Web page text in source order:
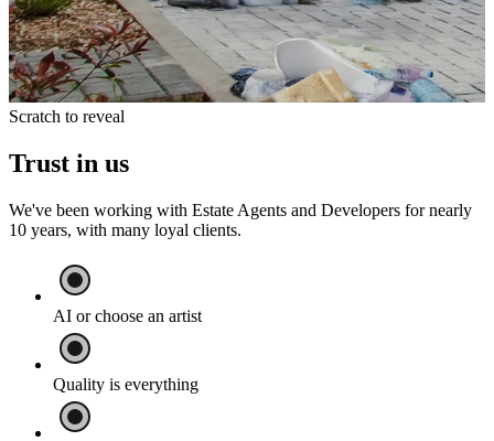
Scratch to reveal
Trust in us​​​​‌ ‍ ​‍​‍‌‍ ‌ ​‍‌‍‍‌‌‍‌ ‌‍‍‌‌‍ ‍​‍​‍​ ‍‍​‍​‍‌ ​ ‌‍​‌‌‍ ‍‌‍‍‌‌ ‌​‌ ‍‌​‍ ‍‌‍‍‌‌‍ ​‍​‍​‍ ​​‍​‍‌‍‍​‌ ​‍‌‍‌‌‌‍‌‍​‍​‍​ ‍‍​‍​‍​‍ ‌‍​‌‌‍‌​‌‍ ‌‌‍‍‌‌‍ ‍​‍ ‌‍‍‌‌‍ ‍‌ ‌​‌‍‌‌‌‍ ‍‌ ‌​​‍ ‌‍‌‌‌‍‌​‌‍‍‌‌ ‌​​‍ ‌‍ ‌‌‍ ‌‍‌​‌‍‌‌​ ‌‌ ​​‌ ​‍‌‍‌‌‌ ​ ‌‍‌‌‌‍ ‍‌ ‌​‌‍​‌‌ ‌​‌‍‍‌‌‍ ‌‍ ‍​ ‍ ‌‍‍‌‌‍‌​​ ‌‌‍‍​‌‍ ‌‍ ‌‌‍‌‌​ ‍ ‌ ‌​‌ ‍‌‌ ​​‌‍‌‌​ ‌‌‍‍​‌‍ ‌‍ ‌‌‍‌‌​ ‍ ‌ ​​‌‍​‌‌ ‌​‌‍‍​​ ‌‌‍​ ‌‍ ‌‍ ‍‌ ‌​‌‍‌‌‌‍ ‍‌ ‌​​‍‌‌​ ‌‌‌​​‍‌‌ ‌‍‍ ‌‍‌‌‌ ‍‌​‍‌‌​ ​ ‌​‌​​‍‌‌​ ​ ‌​‌​​‍‌‌​ ​‍​ ​‍​ ‌​​ ‌​​ ​‍​ ‌ ‌‍‌‍​ ​‌​ ‌ ​ ‌ ​ ​​​ ‌‍​ ‌‍​ ​ ​‍‌‌​ ​‍​ ​‍​‍‌‌​ ‌‌‌​‌​​‍ ‍‌ ‌​‌‍‍‌‌ ‌​‌‍ ​‌‍‌‌​‍‌‌​ ‌‌‌​​‍‌‌ ‌‍‍ ‌‍‌‌‌ ‍‌​‍‌‌​ ​ ‌​‌​​‍‌‌​ ​ ‌​‌​​‍‌‌​ ​‍​ ​‍​ ‌‍​ ​​​ ​‍​ ‌​‌‍​‌​ ​ ‌‍​ ​ ‌‍​ ‌‍​ ​ ​ ​​​ ​​​‍‌‌​ ​‍​ ​‍​‍‌‌​ ‌‌‌​‌​​‍ ‍‌‍​ ‌‍‍​‌‍‍‌‌‍ ​‌‍‌​‌ ​‍‌‍‌‌‌‍ ‍​‍‌‌​ ‌‌‌​​‍‌‌ ‌‍‍ ‌‍‌‌‌ ‍‌​‍‌‌​ ​ ‌​‌​​‍‌‌​ ​ ‌​‌​​‍‌‌​ ​‍​ ​‍‌‍‌‍​ ‍‌‌‍‌​​ ‌​‌‍‌​‌‍​ ​ ​​​ ‌‌​ ‌‍​ ‌‌​ ‌‌​ ‍​​‍‌‌​ ​‍​ ​‍​‍‌‌​ ‌‌‌​‌​​‍ ‍‌ ‌​‌‍‌‌‌ ‍​‌ ‌​​ ‌‍​‍‌‍​‌‌ ​ ‌‍‌‌‌‌‌‌‌ ​‍‌‍ ​​ ‌​‍‌‌​ ​‍‌​‌‍‌‍​‌‌‍‌​‌‍ ‌‌‍‍‌‌‍ ‍​‍‌‍‌‍‍‌‌‍‌​​ ‌‌‍‍​‌‍ ‌‍ ‌‌‍‌‌​‍‌‍‌ ‌​‌ ‍‌‌ ​​‌‍‌‌​ ‌‌‍‍​‌‍ ‌‍ ‌‌‍‌‌​‍‌‍‌ ​​‌‍​‌‌ ‌​‌‍‍​​ ‌‌‍​ ‌‍ ‌‍ ‍‌ ‌​‌‍‌‌‌‍ ‍‌ ‌​​‍‌‌​ ‌‌‌​​‍‌‌ ‌‍‍ ‌‍‌‌‌ ‍‌​‍‌‌​ ​ ‌​‌​​‍‌‌​ ​ ‌​‌​​‍‌‌​ ​‍​ ​‍​ ‌​​ ‌​​ ​‍​ ‌ ‌‍‌‍​ ​‌​ ‌ ​ ‌ ​ ​​​ ‌‍​ ‌‍​ ​ ​‍‌‌​ ​‍​ ​‍​‍‌‌​ ‌‌‌​‌​​‍ ‍‌ ‌​‌‍‍‌‌ ‌​‌‍ ​‌‍‌‌​‍‌‌​ ‌‌‌​​‍‌‌ ‌‍‍ ‌‍‌‌‌ ‍‌​‍‌‌​ ​ ‌​‌​​‍‌‌​ ​ ‌​‌​​‍‌‌​ ​‍​ ​‍​ ‌‍​ ​​​ ​‍​ ‌​‌‍​‌​ ​ ‌‍​ ​ ‌‍​ ‌‍​ ​ ​ ​​​ ​​​‍‌‌​ ​‍​ ​‍​‍‌‌​ ‌‌‌​‌​​‍ ‍‌‍​ ‌‍‍​‌‍‍‌‌‍ ​‌‍‌​‌ ​‍‌‍‌‌‌‍ ‍​‍‌‌​ ‌‌‌​​‍‌‌ ‌‍‍ ‌‍‌‌‌ ‍‌​‍‌‌​ ​ ‌​‌​​‍‌‌​ ​ ‌​‌​​‍‌‌​ ​‍​ ​‍‌‍‌‍​ ‍‌‌‍‌​​ ‌​‌‍‌​‌‍​ ​ ​​​ ‌‌​ ‌‍​ ‌‌​ ‌‌​ ‍​​‍‌‌​ ​‍​ ​‍​‍‌‌​ ‌‌‌​‌​​‍ ‍‌ ‌​‌‍‌‌‌ ‍​‌ ‌​​‍‌‍‌ ​​‌‍‌‌‌ ​‍‌ ​ ‌ ​​‌‍‌‌‌‍​ ‌ ‌​‌‍‍‌‌ ‌‍‌‍‌‌​ ‌‌ ​​‌ ‌‌‌‍​‍‌‍ ​‌‍‍‌‌ ​ ‌‍‍​‌‍‌‌‌‍‌​​‍​‍‌ ‌​​​​‌ ‍ ​‍​‍‌‍ ‌ ​‍‌‍‍‌‌‍‌ ‌‍‍‌‌‍ ‍​‍​‍​ ‍‍​‍​‍‌ ​ ‌‍​‌‌‍ ‍‌‍‍‌‌ ‌​‌ ‍‌​‍ ‍‌‍‍‌‌‍ ​‍​‍​‍ ​​‍​‍‌‍‍​‌ ​‍‌‍‌‌‌‍‌‍​‍​‍​ ‍‍​‍​‍​‍ ‌‍​‌‌‍‌​‌‍ ‌‌‍‍‌‌‍ ‍​‍ ‌‍‍‌‌‍ ‍‌ ‌​‌‍‌‌‌‍ ‍‌ ‌​​‍ ‌‍‌‌‌‍‌​‌‍‍‌‌ ‌​​‍ ‌‍ ‌‌‍ ‌‍‌​‌‍‌‌​ ‌‌ ​​‌ ​‍‌‍‌‌‌ ​ ‌‍‌‌‌‍ ‍‌ ‌​‌‍​‌‌ ‌​‌‍‍‌‌‍ ‌‍ ‍​ ‍ ‌‍‍‌‌‍‌​​ ‌‌‍‍​‌‍ ‌‍ ‌‌‍‌‌​ ‍ ‌ ‌​‌ ‍‌‌ ​​‌‍‌‌​ ‌‌‍‍​‌‍ ‌‍ ‌‌‍‌‌​ ‍ ‌ ​​‌‍​‌‌ ‌​‌‍‍​​ ‌‌‍​ ‌‍ ‌‍ ‍‌ ‌​‌‍‌‌‌‍ ‍‌ ‌​​‍‌‌​ ‌‌‌​​‍‌‌ ‌‍‍ ‌‍‌‌‌ ‍‌​‍‌‌​ ​ ‌​‌​​‍‌‌​ ​ ‌​‌​​‍‌‌​ ​‍​ ​‍​ ‌​​ ‌​​ ​‍​ ‌ ‌‍‌‍​ ​‌​ ‌ ​ ‌ ​ ​​​ ‌‍​ ‌‍​ ​ ​‍‌‌​ ​‍​ ​‍​‍‌‌​ ‌‌‌​‌​​‍ ‍‌ ‌​‌‍‍‌‌ ‌​‌‍ ​‌‍‌‌​‍‌‌​ ‌‌‌​​‍‌‌ ‌‍‍ ‌‍‌‌‌ ‍‌​‍‌‌​ ​ ‌​‌​​‍‌‌​ ​ ‌​‌​​‍‌‌​ ​‍​ ​‍​ ​​‌‍‌‍​ ​‍​ ‌‍​ ​‌‌‍​ ​ ‍‌​ ‌​‌‍​‍‌‍‌‍‌‍​‌‌‍‌‌​‍‌‌​ ​‍​ ​‍​‍‌‌​ ‌‌‌​‌​​‍ ‍‌‍​ ‌‍‍​‌‍‍‌‌‍ ​‌‍‌​‌ ​‍‌‍‌‌‌‍ ‍​‍‌‌​ ‌‌‌​​‍‌‌ ‌‍‍ ‌‍‌‌‌ ‍‌​‍‌‌​ ​ ‌​‌​​‍‌‌​ ​ ‌​‌​​‍‌‌​ ​‍​ ​‍​ ​​​ ‌​​ ​‍​ ​ ​ ‌‌​ ‍‌​ ​‍​ ​ ​ ‍​‌‍​ ​ ​‌‌‍​‌​‍‌‌​ ​‍​ ​‍​‍‌‌​ ‌‌‌​‌​​‍ ‍‌ ‌​‌‍‌‌‌ ‍​‌ ‌​​ ‌‍​‍‌‍​‌‌ ​ ‌‍‌‌‌‌‌‌‌ ​‍‌‍ ​​ ‌​‍‌‌​ ​‍‌​‌‍‌‍​‌‌‍‌​‌‍ ‌‌‍‍‌‌‍ ‍​‍‌‍‌‍‍‌‌‍‌​​ ‌‌‍‍​‌‍ ‌‍ ‌‌‍‌‌​‍‌‍‌ ‌​‌ ‍‌‌ ​​‌‍‌‌​ ‌‌‍‍​‌‍ ‌‍ ‌‌‍‌‌​‍‌‍‌ ​​‌‍​‌‌ ‌​‌‍‍​​ ‌‌‍​ ‌‍ ‌‍ ‍‌ ‌​‌‍‌‌‌‍ ‍‌ ‌​​‍‌‌​ ‌‌‌​​‍‌‌ ‌‍‍ ‌‍‌‌‌ ‍‌​‍‌‌​ ​ ‌​‌​​‍‌‌​ ​ ‌​‌​​‍‌‌​ ​‍​ ​‍​ ‌​​ ‌​​ ​‍​ ‌ ‌‍‌‍​ ​‌​ ‌ ​ ‌ ​ ​​​ ‌‍​ ‌‍​ ​ ​‍‌‌​ ​‍​ ​‍​‍‌‌​ ‌‌‌​‌​​‍ ‍‌ ‌​‌‍‍‌‌ ‌​‌‍ ​‌‍‌‌​‍‌‌​ ‌‌‌​​‍‌‌ ‌‍‍ ‌‍‌‌‌ ‍‌​‍‌‌​ ​ ‌​‌​​‍‌‌​ ​ ‌​‌​​‍‌‌​ ​‍​ ​‍​ ​​‌‍‌‍​ ​‍​ ‌‍​ ​‌‌‍​ ​ ‍‌​ ‌​‌‍​‍‌‍‌‍‌‍​‌‌‍‌‌​‍‌‌​ ​‍​ ​‍​‍‌‌​ ‌‌‌​‌​​‍ ‍‌‍​ ‌‍‍​‌‍‍‌‌‍ ​‌‍‌​‌ ​‍‌‍‌‌‌‍ ‍​‍‌‌​ ‌‌‌​​‍‌‌ ‌‍‍ ‌‍‌‌‌ ‍‌​‍‌‌​ ​ ‌​‌​​‍‌‌​ ​ ‌​‌​​‍‌‌​ ​‍​ ​‍​ ​​​ ‌​​ ​‍​ ​ ​ ‌‌​ ‍‌​ ​‍​ ​ ​ ‍​‌‍​ ​ ​‌‌‍​‌​‍‌‌​ ​‍​ ​‍​‍‌‌​ ‌‌‌​‌​​‍ ‍‌ ‌​‌‍‌‌‌ ‍​‌ ‌​​‍‌‍‌ ​​‌‍‌‌‌ ​‍‌ ​ ‌ ​​‌‍‌‌‌‍​ ‌ ‌​‌‍‍‌‌ ‌‍‌‍‌‌​ ‌‌ ​​‌ ‌‌‌‍​‍‌‍ ​‌‍‍‌‌ ​ ‌‍‍​‌‍‌‌‌‍‌​​‍​‍‌ ‌
We've been working with Estate Agents and Developers for nearly
10 years, with many loyal clients. ​​​​‌ ‍ ​‍​‍‌‍ ‌ ​‍‌‍‍‌‌‍‌ ‌‍‍‌‌‍ ‍​‍​‍​ ‍‍​‍​‍‌ ​ ‌‍​‌‌‍ ‍‌‍‍‌‌ ‌​‌ ‍‌​‍ ‍‌‍‍‌‌‍ ​‍​‍​‍ ​​‍​‍‌‍‍​‌ ​‍‌‍‌‌‌‍‌‍​‍​‍​ ‍‍​‍​‍​‍ ‌‍​‌‌‍‌​‌‍ ‌‌‍‍‌‌‍ ‍​‍ ‌‍‍‌‌‍ ‍‌ ‌​‌‍‌‌‌‍ ‍‌ ‌​​‍ ‌‍‌‌‌‍‌​‌‍‍‌‌ ‌​​‍ ‌‍ ‌‌‍ ‌‍‌​‌‍‌‌​ ‌‌ ​​‌ ​‍‌‍‌‌‌ ​ ‌‍‌‌‌‍ ‍‌ ‌​‌‍​‌‌ ‌​‌‍‍‌‌‍ ‌‍ ‍​ ‍ ‌‍‍‌‌‍‌​​ ‌‌‍‍​‌‍ ‌‍ ‌‌‍‌‌​ ‍ ‌ ‌​‌ ‍‌‌ ​​‌‍‌‌​ ‌‌‍‍​‌‍ ‌‍ ‌‌‍‌‌​ ‍ ‌ ​​‌‍​‌‌ ‌​‌‍‍​​ ‌‌‍​ ‌‍ ‌‍ ‍‌ ‌​‌‍‌‌‌‍ ‍‌ ‌​​‍‌‌​ ‌‌‌​​‍‌‌ ‌‍‍ ‌‍‌‌‌ ‍‌​‍‌‌​ ​ ‌​‌​​‍‌‌​ ​ ‌​‌​​‍‌‌​ ​‍​ ​‍​ ‌​​ ‌​​ ​‍​ ‌ ‌‍‌‍​ ​‌​ ‌ ​ ‌ ​ ​​​ ‌‍​ ‌‍​ ​ ​‍‌‌​ ​‍​ ​‍​‍‌‌​ ‌‌‌​‌​​‍ ‍‌ ​ ‌ ‌‌‌‍​‍‌ ‌​‌‍‍‌‌ ‌​‌‍ ​‌‍‌‌​‍‌‌​ ‌‌‌​​‍‌‌ ‌‍‍ ‌‍‌‌‌ ‍‌​‍‌‌​ ​ ‌​‌​​‍‌‌​ ​ ‌​‌​​‍‌‌​ ​‍​ ​‍​ ​ ​ ​ ​ ‌ ‌‍‌‍​ ‍​​ ‍​‌‍‌‌‌‍​‍​ ‌‌​ ‌‌‌‍‌‍​ ​‌​‍‌‌​ ​‍​ ​‍​‍‌‌​ ‌‌‌​‌​​‍ ‍‌‍​ ‌‍‍​‌‍‍‌‌‍ ​‌‍‌​‌ ​‍‌‍‌‌‌‍ ‍​‍‌‌​ ‌‌‌​​‍‌‌ ‌‍‍ ‌‍‌‌‌ ‍‌​‍‌‌​ ​ ‌​‌​​‍‌‌​ ​ ‌​‌​​‍‌‌​ ​‍​ ​‍‌‍‌​‌‍​‌​ ‌ ​ ‌‌‌‍​‍‌‍‌​​ ​‍‌‍​‌​ ‌ ​ ​‍​ ​​​ ‌ ​‍‌‌​ ​‍​ ​‍​‍‌‌​ ‌‌‌​‌​​‍ ‍‌ ‌​‌‍‌‌‌ ‍​‌ ‌​​ ‌‍​‍‌‍​‌‌ ​ ‌‍‌‌‌‌‌‌‌ ​‍‌‍ ​​ ‌​‍‌‌​ ​‍‌​‌‍‌‍​‌‌‍‌​‌‍ ‌‌‍‍‌‌‍ ‍​‍‌‍‌‍‍‌‌‍‌​​ ‌‌‍‍​‌‍ ‌‍ ‌‌‍‌‌​‍‌‍‌ ‌​‌ ‍‌‌ ​​‌‍‌‌​ ‌‌‍‍​‌‍ ‌‍ ‌‌‍‌‌​‍‌‍‌ ​​‌‍​‌‌ ‌​‌‍‍​​ ‌‌‍​ ‌‍ ‌‍ ‍‌ ‌​‌‍‌‌‌‍ ‍‌ ‌​​‍‌‌​ ‌‌‌​​‍‌‌ ‌‍‍ ‌‍‌‌‌ ‍‌​‍‌‌​ ​ ‌​‌​​‍‌‌​ ​ ‌​‌​​‍‌‌​ ​‍​ ​‍​ ‌​​ ‌​​ ​‍​ ‌ ‌‍‌‍​ ​‌​ ‌ ​ ‌ ​ ​​​ ‌‍​ ‌‍​ ​ ​‍‌‌​ ​‍​ ​‍​‍‌‌​ ‌‌‌​‌​​‍ ‍‌ ​ ‌ ‌‌‌‍​‍‌ ‌​‌‍‍‌‌ ‌​‌‍ ​‌‍‌‌​‍‌‌​ ‌‌‌​​‍‌‌ ‌‍‍ ‌‍‌‌‌ ‍‌​‍‌‌​ ​ ‌​‌​​‍‌‌​ ​ ‌​‌​​‍‌‌​ ​‍​ ​‍​ ​ ​ ​ ​ ‌ ‌‍‌‍​ ‍​​ ‍​‌‍‌‌‌‍​‍​ ‌‌​ ‌‌‌‍‌‍​ ​‌​‍‌‌​ ​‍​ ​‍​‍‌‌​ ‌‌‌​‌​​‍ ‍‌‍​ ‌‍‍​‌‍‍‌‌‍ ​‌‍‌​‌ ​‍‌‍‌‌‌‍ ‍​‍‌‌​ ‌‌‌​​‍‌‌ ‌‍‍ ‌‍‌‌‌ ‍‌​‍‌‌​ ​ ‌​‌​​‍‌‌​ ​ ‌​‌​​‍‌‌​ ​‍​ ​‍‌‍‌​‌‍​‌​ ‌ ​ ‌‌‌‍​‍‌‍‌​​ ​‍‌‍​‌​ ‌ ​ ​‍​ ​​​ ‌ ​‍‌‌​ ​‍​ ​‍​‍‌‌​ ‌‌‌​‌​​‍ ‍‌ ‌​‌‍‌‌‌ ‍​‌ ‌​​‍‌‍‌ ​​‌‍‌‌‌ ​‍‌ ​ ‌ ​​‌‍‌‌‌‍​ ‌ ‌​‌‍‍‌‌ ‌‍‌‍‌‌​ ‌‌ ​​‌ ‌‌‌‍​‍‌‍ ​‌‍‍‌‌ ​ ‌‍‍​‌‍‌‌‌‍‌​​‍​‍‌ ‌​​​​‌ ‍ ​‍​‍‌‍ ‌ ​‍‌‍‍‌‌‍‌ ‌‍‍‌‌‍ ‍​‍​‍​ ‍‍​‍​‍‌ ​ ‌‍​‌‌‍ ‍‌‍‍‌‌ ‌​‌ ‍‌​‍ ‍‌‍‍‌‌‍ ​‍​‍​‍ ​​‍​‍‌‍‍​‌ ​‍‌‍‌‌‌‍‌‍​‍​‍​ ‍‍​‍​‍​‍ ‌‍​‌‌‍‌​‌‍ ‌‌‍‍‌‌‍ ‍​‍ ‌‍‍‌‌‍ ‍‌ ‌​‌‍‌‌‌‍ ‍‌ ‌​​‍ ‌‍‌‌‌‍‌​‌‍‍‌‌ ‌​​‍ ‌‍ ‌‌‍ ‌‍‌​‌‍‌‌​ ‌‌ ​​‌ ​‍‌‍‌‌‌ ​ ‌‍‌‌‌‍ ‍‌ ‌​‌‍​‌‌ ‌​‌‍‍‌‌‍ ‌‍ ‍​ ‍ ‌‍‍‌‌‍‌​​ ‌‌‍‍​‌‍ ‌‍ ‌‌‍‌‌​ ‍ ‌ ‌​‌ ‍‌‌ ​​‌‍‌‌​ ‌‌‍‍​‌‍ ‌‍ ‌‌‍‌‌​ ‍ ‌ ​​‌‍​‌‌ ‌​‌‍‍​​ ‌‌‍​ ‌‍ ‌‍ ‍‌ ‌​‌‍‌‌‌‍ ‍‌ ‌​​‍‌‌​ ‌‌‌​​‍‌‌ ‌‍‍ ‌‍‌‌‌ ‍‌​‍‌‌​ ​ ‌​‌​​‍‌‌​ ​ ‌​‌​​‍‌‌​ ​‍​ ​‍​ ‌​​ ‌​​ ​‍​ ‌ ‌‍‌‍​ ​‌​ ‌ ​ ‌ ​ ​​​ ‌‍​ ‌‍​ ​ ​‍‌‌​ ​‍​ ​‍​‍‌‌​ ‌‌‌​‌​​‍ ‍‌ ​ ‌ ‌‌‌‍​‍‌ ‌​‌‍‍‌‌ ‌​‌‍ ​‌‍‌‌​‍‌‌​ ‌‌‌​​‍‌‌ ‌‍‍ ‌‍‌‌‌ ‍‌​‍‌‌​ ​ ‌​‌​​‍‌‌​ ​ ‌​‌​​‍‌‌​ ​‍​ ​‍‌‍​ ‌‍​ ​ ‌‌‌‍​‍​ ‌​​ ​ ​ ‌​​ ​​​ ​‍​ ​ ​ ‍​​ ‌​​‍‌‌​ ​‍​ ​‍​‍‌‌​ ‌‌‌​‌​​‍ ‍‌‍​ ‌‍‍​‌‍‍‌‌‍ ​‌‍‌​‌ ​‍‌‍‌‌‌‍ ‍​‍‌‌​ ‌‌‌​​‍‌‌ ‌‍‍ ‌‍‌‌‌ ‍‌​‍‌‌​ ​ ‌​‌​​‍‌‌​ ​ ‌​‌​​‍‌‌​ ​‍​ ​‍​ ​‌‌‍‌‌‌‍‌‌​ ​‌‌‍‌‍​ ‌‌​ ​​‌‍​‌​ ‌ ​ ‌​​ ‌‌‌‍​ ​‍‌‌​ ​‍​ ​‍​‍‌‌​ ‌‌‌​‌​​‍ ‍‌ ‌​‌‍‌‌‌ ‍​‌ ‌​​ ‌‍​‍‌‍​‌‌ ​ ‌‍‌‌‌‌‌‌‌ ​‍‌‍ ​​ ‌​‍‌‌​ ​‍‌​‌‍‌‍​‌‌‍‌​‌‍ ‌‌‍‍‌‌‍ ‍​‍‌‍‌‍‍‌‌‍‌​​ ‌‌‍‍​‌‍ ‌‍ ‌‌‍‌‌​‍‌‍‌ ‌​‌ ‍‌‌ ​​‌‍‌‌​ ‌‌‍‍​‌‍ ‌‍ ‌‌‍‌‌​‍‌‍‌ ​​‌‍​‌‌ ‌​‌‍‍​​ ‌‌‍​ ‌‍ ‌‍ ‍‌ ‌​‌‍‌‌‌‍ ‍‌ ‌​​‍‌‌​ ‌‌‌​​‍‌‌ ‌‍‍ ‌‍‌‌‌ ‍‌​‍‌‌​ ​ ‌​‌​​‍‌‌​ ​ ‌​‌​​‍‌‌​ ​‍​ ​‍​ ‌​​ ‌​​ ​‍​ ‌ ‌‍‌‍​ ​‌​ ‌ ​ ‌ ​ ​​​ ‌‍​ ‌‍​ ​ ​‍‌‌​ ​‍​ ​‍​‍‌‌​ ‌‌‌​‌​​‍ ‍‌ ​ ‌ ‌‌‌‍​‍‌ ‌​‌‍‍‌‌ ‌​‌‍ ​‌‍‌‌​‍‌‌​ ‌‌‌​​‍‌‌ ‌‍‍ ‌‍‌‌‌ ‍‌​‍‌‌​ ​ ‌​‌​​‍‌‌​ ​ ‌​‌​​‍‌‌​ ​‍​ ​‍‌‍​ ‌‍​ ​ ‌‌‌‍​‍​ ‌​​ ​ ​ ‌​​ ​​​ ​‍​ ​ ​ ‍​​ ‌​​‍‌‌​ ​‍​ ​‍​‍‌‌​ ‌‌‌​‌​​‍ ‍‌‍​ ‌‍‍​‌‍‍‌‌‍ ​‌‍‌​‌ ​‍‌‍‌‌‌‍ ‍​‍‌‌​ ‌‌‌​​‍‌‌ ‌‍‍ ‌‍‌‌‌ ‍‌​‍‌‌​ ​ ‌​‌​​‍‌‌​ ​ ‌​‌​​‍‌‌​ ​‍​ ​‍​ ​‌‌‍‌‌‌‍‌‌​ ​‌‌‍‌‍​ ‌‌​ ​​‌‍​‌​ ‌ ​ ‌​​ ‌‌‌‍​ ​‍‌‌​ ​‍​ ​‍​‍‌‌​ ‌‌‌​‌​​‍ ‍‌ ‌​‌‍‌‌‌ ‍​‌ ‌​​‍‌‍‌ ​​‌‍‌‌‌ ​‍‌ ​ ‌ ​​‌‍‌‌‌‍​ ‌ ‌​‌‍‍‌‌ ‌‍‌‍‌‌​ ‌‌ ​​‌ ‌‌‌‍​‍‌‍ ​‌‍‍‌‌ ​ ‌‍‍​‌‍‌‌‌‍‌​​‍​‍‌ ‌ ​​​​‌ ‍ ​‍​‍‌‍ ‌ ​‍‌‍‍‌‌‍‌ ‌‍‍‌‌‍ ‍​‍​‍​ ‍‍​‍​‍‌ ​ ‌‍​‌‌‍ ‍‌‍‍‌‌ ‌​‌ ‍‌​‍ ‍‌‍‍‌‌‍ ​‍​‍​‍ ​​‍​‍‌‍‍​‌ ​‍‌‍‌‌‌‍‌‍​‍​‍​ ‍‍​‍​‍​‍ ‌‍​‌‌‍‌​‌‍ ‌‌‍‍‌‌‍ ‍​‍ ‌‍‍‌‌‍ ‍‌ ‌​‌‍‌‌‌‍ ‍‌ ‌​​‍ ‌‍‌‌‌‍‌​‌‍‍‌‌ ‌​​‍ ‌‍ ‌‌‍ ‌‍‌​‌‍‌‌​ ‌‌ ​​‌ ​‍‌‍‌‌‌ ​ ‌‍‌‌‌‍ ‍‌ ‌​‌‍​‌‌ ‌​‌‍‍‌‌‍ ‌‍ ‍​ ‍ ‌‍‍‌‌‍‌​​ ‌‌‍‍​‌‍ ‌‍ ‌‌‍‌‌​ ‍ ‌ ‌​‌ ‍‌‌ ​​‌‍‌‌​ ‌‌‍‍​‌‍ ‌‍ ‌‌‍‌‌​ ‍ ‌ ​​‌‍​‌‌ ‌​‌‍‍​​ ‌‌‍​ ‌‍ ‌‍ ‍‌ ‌​‌‍‌‌‌‍ ‍‌ ‌​​‍‌‌​ ‌‌‌​​‍‌‌ ‌‍‍ ‌‍‌‌‌ ‍‌​‍‌‌​ ​ ‌​‌​​‍‌‌​ ​ ‌​‌​​‍‌‌​ ​‍​ ​‍​ ‌​​ ‌​​ ​‍​ ‌ ‌‍‌‍​ ​‌​ ‌ ​ ‌ ​ ​​​ ‌‍​ ‌‍​ ​ ​‍‌‌​ ​‍​ ​‍​‍‌‌​ ‌‌‌​‌​​‍ ‍‌ ​ ‌ ‌‌‌‍​‍‌ ‌​‌‍‍‌‌ ‌​‌‍ ​‌‍‌‌​‍‌‌​ ‌‌‌​​‍‌‌ ‌‍‍ ‌‍‌‌‌ ‍‌​‍‌‌​ ​ ‌​‌​​‍‌‌​ ​ ‌​‌​​‍‌‌​ ​‍​ ​‍​ ‌‍‌‍‌‍‌‍‌‌‌‍​‌‌‍​‌​ ‌​​ ​‌​ ​​​ ‍​​ ​‍‌‍‌​‌‍‌​​‍‌‌​ ​‍​ ​‍​‍‌‌​ ‌‌‌​‌​​‍ ‍‌‍​ ‌‍‍​‌‍‍‌‌‍ ​‌‍‌​‌ ​‍‌‍‌‌‌‍ ‍​‍‌‌​ ‌‌‌​​‍‌‌ ‌‍‍ ‌‍‌‌‌ ‍‌​‍‌‌​ ​ ‌​‌​​‍‌‌​ ​ ‌​‌​​‍‌‌​ ​‍​ ​‍‌‍‌​‌‍‌​‌‍‌‌‌‍​‍​ ‌‍‌‍‌​​ ​‍​ ​ ‌‍​‍‌‍​ ​ ​​​ ​​​‍‌‌​ ​‍​ ​‍​‍‌‌​ ‌‌‌​‌​​‍ ‍‌ ‌​‌‍‌‌‌ ‍​‌ ‌​​ ‌‍​‍‌‍​‌‌ ​ ‌‍‌‌‌‌‌‌‌ ​‍‌‍ ​​ ‌​‍‌‌​ ​‍‌​‌‍‌‍​‌‌‍‌​‌‍ ‌‌‍‍‌‌‍ ‍​‍‌‍‌‍‍‌‌‍‌​​ ‌‌‍‍​‌‍ ‌‍ ‌‌‍‌‌​‍‌‍‌ ‌​‌ ‍‌‌ ​​‌‍‌‌​ ‌‌‍‍​‌‍ ‌‍ ‌‌‍‌‌​‍‌‍‌ ​​‌‍​‌‌ ‌​‌‍‍​​ ‌‌‍​ ‌‍ ‌‍ ‍‌ ‌​‌‍‌‌‌‍ ‍‌ ‌​​‍‌‌​ ‌‌‌​​‍‌‌ ‌‍‍ ‌‍‌‌‌ ‍‌​‍‌‌​ ​ ‌​‌​​‍‌‌​ ​ ‌​‌​​‍‌‌​ ​‍​ ​‍​ ‌​​ ‌​​ ​‍​ ‌ ‌‍‌‍​ ​‌​ ‌ ​ ‌ ​ ​​​ ‌‍​ ‌‍​ ​ ​‍‌‌​ ​‍​ ​‍​‍‌‌​ ‌‌‌​‌​​‍ ‍‌ ​ ‌ ‌‌‌‍​‍‌ ‌​‌‍‍‌‌ ‌​‌‍ ​‌‍‌‌​‍‌‌​ ‌‌‌​​‍‌‌ ‌‍‍ ‌‍‌‌‌ ‍‌​‍‌‌​ ​ ‌​‌​​‍‌‌​ ​ ‌​‌​​‍‌‌​ ​‍​ ​‍​ ‌‍‌‍‌‍‌‍‌‌‌‍​‌‌‍​‌​ ‌​​ ​‌​ ​​​ ‍​​ ​‍‌‍‌​‌‍‌​​‍‌‌​ ​‍​ ​‍​‍‌‌​ ‌‌‌​‌​​‍ ‍‌‍​ ‌‍‍​‌‍‍‌‌‍ ​‌‍‌​‌ ​‍‌‍‌‌‌‍ ‍​‍‌‌​ ‌‌‌​​‍‌‌ ‌‍‍ ‌‍‌‌‌ ‍‌​‍‌‌​ ​ ‌​‌​​‍‌‌​ ​ ‌​‌​​‍‌‌​ ​‍​ ​‍‌‍‌​‌‍‌​‌‍‌‌‌‍​‍​ ‌‍‌‍‌​​ ​‍​ ​ ‌‍​‍‌‍​ ​ ​​​ ​​​‍‌‌​ ​‍​ ​‍​‍‌‌​ ‌‌‌​‌​​‍ ‍‌ ‌​‌‍‌‌‌ ‍​‌ ‌​​‍‌‍‌ ​​‌‍‌‌‌ ​‍‌ ​ ‌ ​​‌‍‌‌‌‍​ ‌ ‌​‌‍‍‌‌ ‌‍‌‍‌‌​ ‌‌ ​​‌ ‌‌‌‍​‍‌‍ ​‌‍‍‌‌ ​ ‌‍‍​‌‍‌‌‌‍‌​​‍​‍‌ ‌
AI or choose an artist​​​​‌ ‍ ​‍​‍‌‍ ‌ ​‍‌‍‍‌‌‍‌ ‌‍‍‌‌‍ ‍​‍​‍​ ‍‍​‍​‍‌ ​ ‌‍​‌‌‍ ‍‌‍‍‌‌ ‌​‌ ‍‌​‍ ‍‌‍‍‌‌‍ ​‍​‍​‍ ​​‍​‍‌‍‍​‌ ​‍‌‍‌‌‌‍‌‍​‍​‍​ ‍‍​‍​‍​‍ ‌‍​‌‌‍‌​‌‍ ‌‌‍‍‌‌‍ ‍​‍ ‌‍‍‌‌‍ ‍‌ ‌​‌‍‌‌‌‍ ‍‌ ‌​​‍ ‌‍‌‌‌‍‌​‌‍‍‌‌ ‌​​‍ ‌‍ ‌‌‍ ‌‍‌​‌‍‌‌​ ‌‌ ​​‌ ​‍‌‍‌‌‌ ​ ‌‍‌‌‌‍ ‍‌ ‌​‌‍​‌‌ ‌​‌‍‍‌‌‍ ‌‍ ‍​ ‍ ‌‍‍‌‌‍‌​​ ‌‌‍‍​‌‍ ‌‍ ‌‌‍‌‌​ ‍ ‌ ‌​‌ ‍‌‌ ​​‌‍‌‌​ ‌‌‍‍​‌‍ ‌‍ ‌‌‍‌‌​ ‍ ‌ ​​‌‍​‌‌ ‌​‌‍‍​​ ‌‌‍​ ‌‍ ‌‍ ‍‌ ‌​‌‍‌‌‌‍ ‍‌ ‌​​‍‌‌​ ‌‌‌​​‍‌‌ ‌‍‍ ‌‍‌‌‌ ‍‌​‍‌‌​ ​ ‌​‌​​‍‌‌​ ​ ‌​‌​​‍‌‌​ ​‍​ ​‍​ ‌​​ ‌​​ ​‍​ ‌ ‌‍‌‍​ ​‌​ ‌ ​ ‌ ​ ​​​ ‌‍​ ‌‍​ ​ ​‍‌‌​ ​‍​ ​‍​‍‌‌​ ‌‌‌​‌​​‍ ‍‌‍‌‍‌‍‌‌‌‍​‌‌ ‌​‌ ‌‌‌ ​‍‌‍‌‌‌ ​ ​‍‌‌​ ‌‌‌​​‍‌‌ ‌‍‍ ‌‍‌‌‌ ‍‌​‍‌‌​ ​ ‌​‌​​‍‌‌​ ​ ‌​‌​​‍‌‌​ ​‍​ ​‍​ ‌‌​ ​ ‌‍‌‌​ ‍​​ ‌ ​ ​​‌‍​ ​ ‌ ​ ​‍‌‍‌‌​ ​ ‌‍​ ​‍‌‌​ ​‍​ ​‍​‍‌‌​ ‌‌‌​‌​​‍ ‍‌ ‌​‌‍‍‌‌ ‌​‌‍ ​‌‍‌‌​ ‌‍​‍‌‍​‌‌ ​ ‌‍‌‌‌‌‌‌‌ ​‍‌‍ ​​ ‌​‍‌‌​ ​‍‌​‌‍‌‍​‌‌‍‌​‌‍ ‌‌‍‍‌‌‍ ‍​‍‌‍‌‍‍‌‌‍‌​​ ‌‌‍‍​‌‍ ‌‍ ‌‌‍‌‌​‍‌‍‌ ‌​‌ ‍‌‌ ​​‌‍‌‌​ ‌‌‍‍​‌‍ ‌‍ ‌‌‍‌‌​‍‌‍‌ ​​‌‍​‌‌ ‌​‌‍‍​​ ‌‌‍​ ‌‍ ‌‍ ‍‌ ‌​‌‍‌‌‌‍ ‍‌ ‌​​‍‌‌​ ‌‌‌​​‍‌‌ ‌‍‍ ‌‍‌‌‌ ‍‌​‍‌‌​ ​ ‌​‌​​‍‌‌​ ​ ‌​‌​​‍‌‌​ ​‍​ ​‍​ ‌​​ ‌​​ ​‍​ ‌ ‌‍‌‍​ ​‌​ ‌ ​ ‌ ​ ​​​ ‌‍​ ‌‍​ ​ ​‍‌‌​ ​‍​ ​‍​‍‌‌​ ‌‌‌​‌​​‍ ‍‌‍‌‍‌‍‌‌‌‍​‌‌ ‌​‌ ‌‌‌ ​‍‌‍‌‌‌ ​ ​‍‌‌​ ‌‌‌​​‍‌‌ ‌‍‍ ‌‍‌‌‌ ‍‌​‍‌‌​ ​ ‌​‌​​‍‌‌​ ​ ‌​‌​​‍‌‌​ ​‍​ ​‍​ ‌‌​ ​ ‌‍‌‌​ ‍​​ ‌ ​ ​​‌‍​ ​ ‌ ​ ​‍‌‍‌‌​ ​ ‌‍​ ​‍‌‌​ ​‍​ ​‍​‍‌‌​ ‌‌‌​‌​​‍ ‍‌ ‌​‌‍‍‌‌ ‌​‌‍ ​‌‍‌‌​‍‌‍‌ ​​‌‍‌‌‌ ​‍‌ ​ ‌ ​​‌‍‌‌‌‍​ ‌ ‌​‌‍‍‌‌ ‌‍‌‍‌‌​ ‌‌ ​​‌ ‌‌‌‍​‍‌‍ ​‌‍‍‌‌ ​ ‌‍‍​‌‍‌‌‌‍‌​​‍​‍‌ ‌
Quality is everything​​​​‌ ‍ ​‍​‍‌‍ ‌ ​‍‌‍‍‌‌‍‌ ‌‍‍‌‌‍ ‍​‍​‍​ ‍‍​‍​‍‌ ​ ‌‍​‌‌‍ ‍‌‍‍‌‌ ‌​‌ ‍‌​‍ ‍‌‍‍‌‌‍ ​‍​‍​‍ ​​‍​‍‌‍‍​‌ ​‍‌‍‌‌‌‍‌‍​‍​‍​ ‍‍​‍​‍​‍ ‌‍​‌‌‍‌​‌‍ ‌‌‍‍‌‌‍ ‍​‍ ‌‍‍‌‌‍ ‍‌ ‌​‌‍‌‌‌‍ ‍‌ ‌​​‍ ‌‍‌‌‌‍‌​‌‍‍‌‌ ‌​​‍ ‌‍ ‌‌‍ ‌‍‌​‌‍‌‌​ ‌‌ ​​‌ ​‍‌‍‌‌‌ ​ ‌‍‌‌‌‍ ‍‌ ‌​‌‍​‌‌ ‌​‌‍‍‌‌‍ ‌‍ ‍​ ‍ ‌‍‍‌‌‍‌​​ ‌‌‍‍​‌‍ ‌‍ ‌‌‍‌‌​ ‍ ‌ ‌​‌ ‍‌‌ ​​‌‍‌‌​ ‌‌‍‍​‌‍ ‌‍ ‌‌‍‌‌​ ‍ ‌ ​​‌‍​‌‌ ‌​‌‍‍​​ ‌‌‍​ ‌‍ ‌‍ ‍‌ ‌​‌‍‌‌‌‍ ‍‌ ‌​​‍‌‌​ ‌‌‌​​‍‌‌ ‌‍‍ ‌‍‌‌‌ ‍‌​‍‌‌​ ​ ‌​‌​​‍‌‌​ ​ ‌​‌​​‍‌‌​ ​‍​ ​‍​ ‌​​ ‌​​ ​‍​ ‌ ‌‍‌‍​ ​‌​ ‌ ​ ‌ ​ ​​​ ‌‍​ ‌‍​ ​ ​‍‌‌​ ​‍​ ​‍​‍‌‌​ ‌‌‌​‌​​‍ ‍‌‍‌‍‌‍‌‌‌‍​‌‌ ‌​‌ ‌‌‌ ​‍‌‍‌‌‌ ​ ​‍‌‌​ ‌‌‌​​‍‌‌ ‌‍‍ ‌‍‌‌‌ ‍‌​‍‌‌​ ​ ‌​‌​​‍‌‌​ ​ ‌​‌​​‍‌‌​ ​‍​ ​‍‌‍​ ‌‍‌​‌‍​‌‌‍​‌​ ​‌​ ‌‌‌‍‌‌​ ​‍​ ​​​ ‌‍‌‍​‌‌‍​ ​‍‌‌​ ​‍​ ​‍​‍‌‌​ ‌‌‌​‌​​‍ ‍‌ ‌​‌‍‍‌‌ ‌​‌‍ ​‌‍‌‌​ ‌‍​‍‌‍​‌‌ ​ ‌‍‌‌‌‌‌‌‌ ​‍‌‍ ​​ ‌​‍‌‌​ ​‍‌​‌‍‌‍​‌‌‍‌​‌‍ ‌‌‍‍‌‌‍ ‍​‍‌‍‌‍‍‌‌‍‌​​ ‌‌‍‍​‌‍ ‌‍ ‌‌‍‌‌​‍‌‍‌ ‌​‌ ‍‌‌ ​​‌‍‌‌​ ‌‌‍‍​‌‍ ‌‍ ‌‌‍‌‌​‍‌‍‌ ​​‌‍​‌‌ ‌​‌‍‍​​ ‌‌‍​ ‌‍ ‌‍ ‍‌ ‌​‌‍‌‌‌‍ ‍‌ ‌​​‍‌‌​ ‌‌‌​​‍‌‌ ‌‍‍ ‌‍‌‌‌ ‍‌​‍‌‌​ ​ ‌​‌​​‍‌‌​ ​ ‌​‌​​‍‌‌​ ​‍​ ​‍​ ‌​​ ‌​​ ​‍​ ‌ ‌‍‌‍​ ​‌​ ‌ ​ ‌ ​ ​​​ ‌‍​ ‌‍​ ​ ​‍‌‌​ ​‍​ ​‍​‍‌‌​ ‌‌‌​‌​​‍ ‍‌‍‌‍‌‍‌‌‌‍​‌‌ ‌​‌ ‌‌‌ ​‍‌‍‌‌‌ ​ ​‍‌‌​ ‌‌‌​​‍‌‌ ‌‍‍ ‌‍‌‌‌ ‍‌​‍‌‌​ ​ ‌​‌​​‍‌‌​ ​ ‌​‌​​‍‌‌​ ​‍​ ​‍‌‍​ ‌‍‌​‌‍​‌‌‍​‌​ ​‌​ ‌‌‌‍‌‌​ ​‍​ ​​​ ‌‍‌‍​‌‌‍​ ​‍‌‌​ ​‍​ ​‍​‍‌‌​ ‌‌‌​‌​​‍ ‍‌ ‌​‌‍‍‌‌ ‌​‌‍ ​‌‍‌‌​‍‌‍‌ ​​‌‍‌‌‌ ​‍‌ ​ ‌ ​​‌‍‌‌‌‍​ ‌ ‌​‌‍‍‌‌ ‌‍‌‍‌‌​ ‌‌ ​​‌ ‌‌‌‍​‍‌‍ ​‌‍‍‌‌ ​ ‌‍‍​‌‍‌‌‌‍‌​​‍​‍‌ ‌